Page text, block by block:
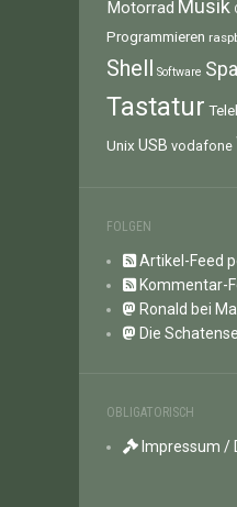
Motorrad Musik
Programmieren
Shell Software
Tastatur
Unix USB vodafone
FOLGEN
Artikel-Feed
Kommentar-
Ronald bei
Die
OBLIGATORISCH
Impressum /